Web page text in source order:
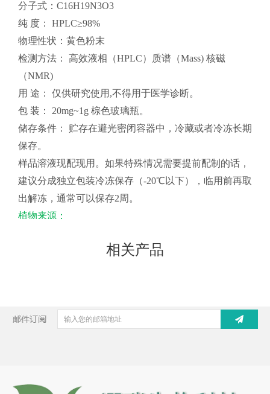
分子式：C16H19N3O3
纯 度： HPLC≥98%
物理性状：黄色粉末
检测方法： 高效液相（HPLC）质谱（Mass) 核磁
（NMR)
用 途： 仅供研究使用,不得用于医学诊断。
包 装： 20mg~1g 棕色玻璃瓶。
储存条件： 贮存在避光密闭容器中，冷藏或者冷冻长期
保存。
样品溶液现配现用。如果特殊情况需要提前配制的话，
建议分成独立包装冷冻保存（-20℃以下），临用前再取
出解冻，通常可以保存2周。
植物来源：
Koch var. sinensis （Tobl.） Rehd.，以全株入药。
相关产品
常春藤皂苷元 HPLC≥98%